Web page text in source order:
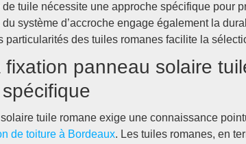
tuile nécessite une approche spécifique pour
système d’accroche engage également la
particularités des tuiles romanes facilite la
fixation panneau solaire
tuile romane exige une connaissance
de toiture à Bordeaux. Les tuiles romanes, en